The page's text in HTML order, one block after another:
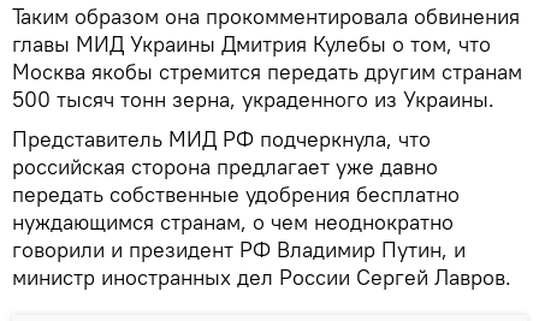
Таким образом она прокомментировала обвинения
главы МИД Украины Дмитрия Кулебы о том, что
Москва якобы стремится передать другим странам
500 тысяч тонн зерна, украденного из Украины.
Представитель МИД РФ подчеркнула, что
российская сторона предлагает уже давно
передать собственные удобрения бесплатно
нуждающимся странам, о чем неоднократно
говорили и президент РФ Владимир Путин, и
министр иностранных дел России Сергей Лавров.